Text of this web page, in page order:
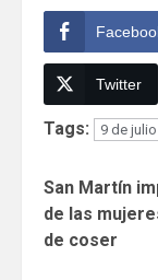
Twitter
Tags: 9 de julio
Reading
San Martín
de las
de coser